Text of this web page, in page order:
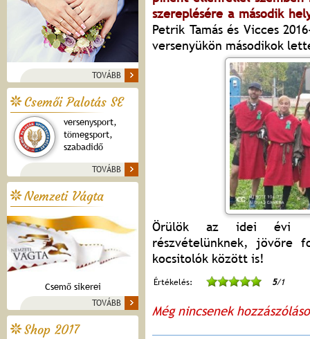
TOVÁBB
Csemői Palotás SE
versenysport,
tömegsport,
szabadidő
TOVÁBB
Nemzeti Vágta
Csemő sikerei
TOVÁBB
Shop 2017
szereplésére a második
Petrik Tamás és Vicces
versenyükön másodikok
Örülök az idei évi
részvételünknek, jövőre
kocsitolók között is!
Értékelés: 5/1
Még nincsenek